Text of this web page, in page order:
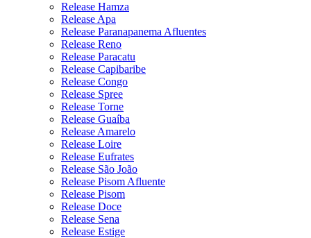
Release Hamza
Release Apa
Release Paranapanema Afluentes
Release Reno
Release Paracatu
Release Capibaribe
Release Congo
Release Spree
Release Torne
Release Guaíba
Release Amarelo
Release Loire
Release Eufrates
Release São João
Release Pisom Afluente
Release Pisom
Release Doce
Release Sena
Release Estige